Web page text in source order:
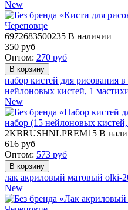
New
6972683500235 В наличии
350 руб
Оптом: 270 руб
набор кистей для рисования
нейлоновых кистей, 1
New
2KBRUSHNLPREM15 В
616 руб
Оптом: 573 руб
лак акриловый матовый olki-
New